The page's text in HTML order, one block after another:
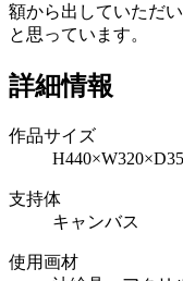
額から出していただ
と思っています。
詳細情報
作品サイズ
H440×W320×D35
支持体
キャンバス
使用画材